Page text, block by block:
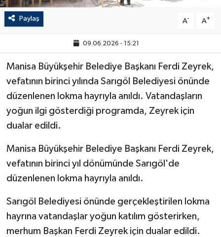
Paylaş A- A+
09.06.2026 - 15:21
Manisa Büyükşehir Belediye Başkanı Ferdi Zeyrek,
vefatının birinci yılında Sarıgöl Belediyesi önünde
düzenlenen lokma hayrıyla anıldı. Vatandaşların
yoğun ilgi gösterdiği programda, Zeyrek için
dualar edildi.
Manisa Büyükşehir Belediye Başkanı Ferdi Zeyrek,
vefatının birinci yıl dönümünde Sarıgöl'de
düzenlenen lokma hayrıyla anıldı.
Sarıgöl Belediyesi önünde gerçekleştirilen lokma
hayrına vatandaşlar yoğun katılım gösterirken,
merhum Başkan Ferdi Zeyrek için dualar edildi.